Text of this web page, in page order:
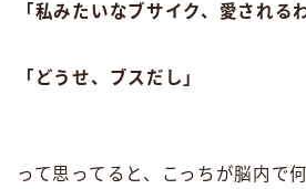
「私みたいなブサイク、愛される
「どうせ、ブスだし」
って思ってると、こっちが脳内で